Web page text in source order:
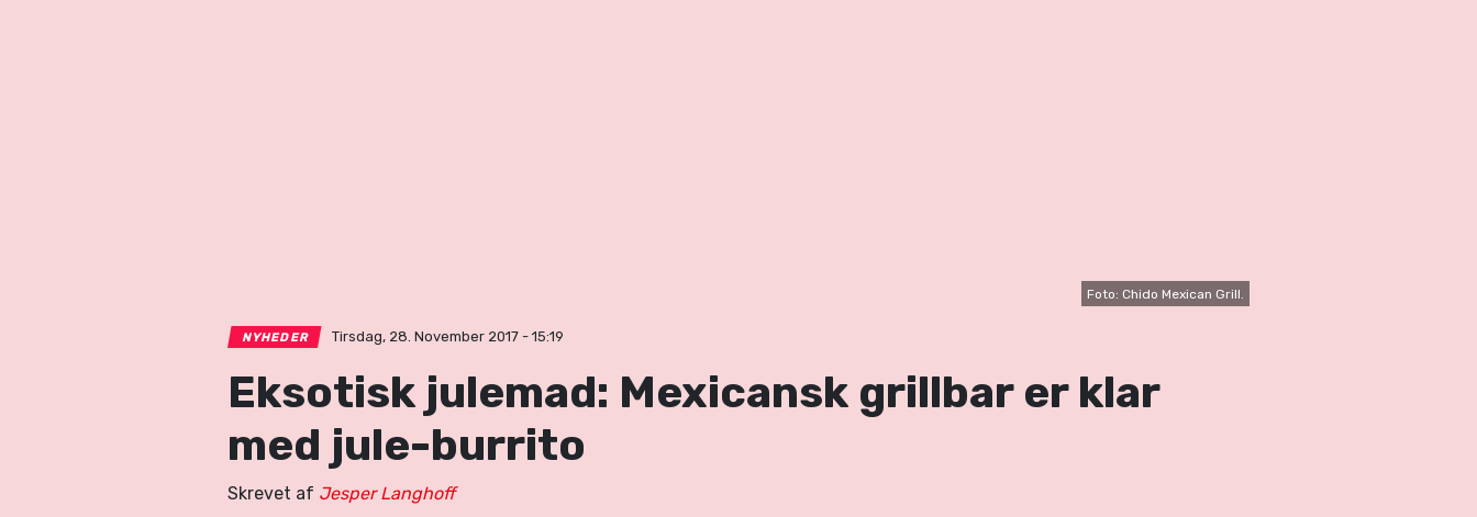
Foto: Chido Mexican Grill.
NYHEDER Tirsdag, 28. November 2017 - 15:19
Eksotisk julemad: Mexicansk grillbar er klar
med jule-burrito
Skrevet af Jesper Langhoff